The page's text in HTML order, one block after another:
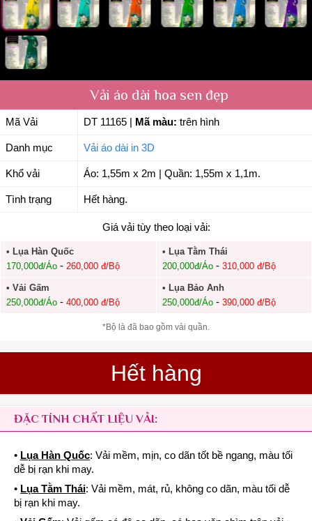
Vải áo dài hoa sen đẹp
Mã Vải DT 11165 Mã màu: trên hình
Danh mục Vải áo dài in 3D
Khổ vải Áo: 1,55m x 2m | Quần: 1,55m x 1,1m.
Tình trạng Hết hàng.
Giá vải tùy theo loại vải:
• Lụa Hàn Quốc
170,000đ/Áo - 260,000 đ/Bộ
• Lụa Tằm Thái
200,000đ/Áo- 310,000 đ/Bộ
• Vải Gấm
250,000đ/Áo - 400,000 đ/Bộ
• Lụa Bảo Anh
250,000đ/Áo- 390,000 đ/Bộ
*Bộ là đã bao gồm vải quần.
Hết hàng
ĐẶC TÍNH CHẤT LIỆU VẢI:
• Lụa Hàn Quốc: Vải mềm, mịn, co dãn tốt bề ngang, màu tối
dễ bị rạn khi may.
• Lụa Tằm Thái: Vải mềm, mát, rủ, không co dãn, màu tối dễ
bị rạn khi may.